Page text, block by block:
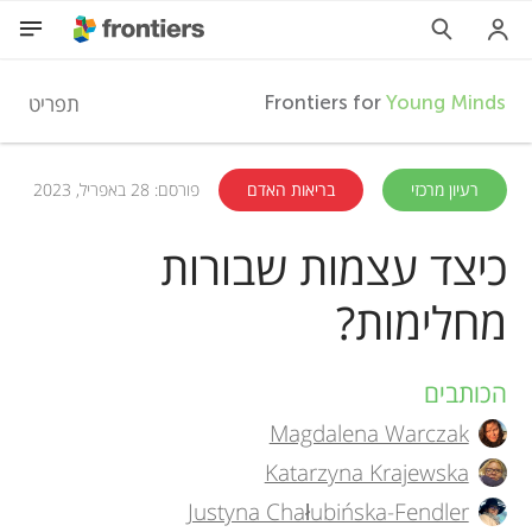
F
r
o
n
t
i
Frontiers forYoung Minds תפריט
HE
השתתפות
רעיון מרכזי בריאות האדם פורסם: 28 באפריל, 2023
כיצד עצמות שבורות
מחלימות?
A
u
t
הכותבים
Magdalena Warczak
Katarzyna Krajewska
Justyna Chałubińska-Fendler